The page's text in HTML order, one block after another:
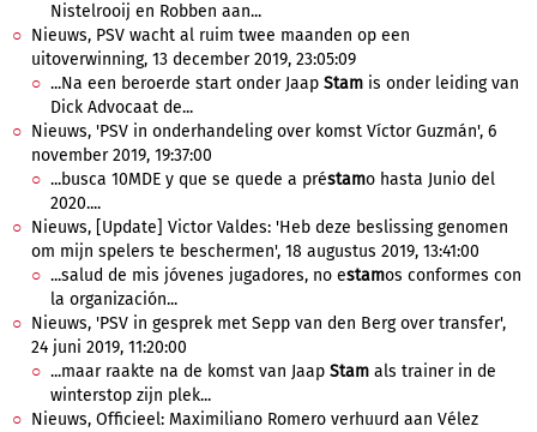
Nistelrooij en Robben aan...
Nieuws, PSV wacht al ruim twee maanden op een
uitoverwinning, 13 december 2019, 23:05:09
...Na een beroerde start onder Jaap Stam is onder leiding van
Dick Advocaat de...
Nieuws, 'PSV in onderhandeling over komst Víctor Guzmán', 6
november 2019, 19:37:00
...busca 10MDE y que se quede a préstamo hasta Junio del
2020....
Nieuws, [Update] Victor Valdes: 'Heb deze beslissing genomen
om mijn spelers te beschermen', 18 augustus 2019, 13:41:00
...salud de mis jóvenes jugadores, no estamos conformes con
la organización...
Nieuws, 'PSV in gesprek met Sepp van den Berg over transfer',
24 juni 2019, 11:20:00
...maar raakte na de komst van Jaap Stam als trainer in de
winterstop zijn plek...
Nieuws, Officieel: Maximiliano Romero verhuurd aan Vélez